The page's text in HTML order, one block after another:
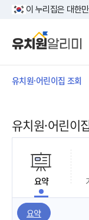
이 누리집은 대한
유치원·어린이집 조회
유치원·어린이
요약
요약